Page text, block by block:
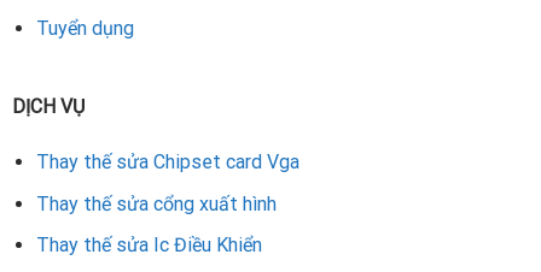
Tuyển dụng
DỊCH VỤ
Thay thế sửa Chipset card Vga
Thay thế sửa cổng xuất hình
Thay thế sửa Ic Điều Khiển